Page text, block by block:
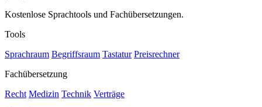
Kostenlose Sprachtools und Fachübersetzungen.
Tools
Sprachraum Begriffsraum Tastatur Preisrechner
Fachübersetzung
Recht Medizin Technik Verträge